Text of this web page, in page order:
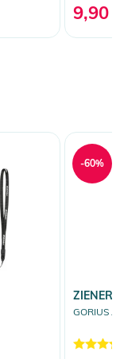
9,90
ZIENER
GORIUS
-60%